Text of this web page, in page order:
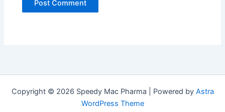
Copyright © 2026 Speedy Mac Pharma | Powered by Astra
WordPress Theme